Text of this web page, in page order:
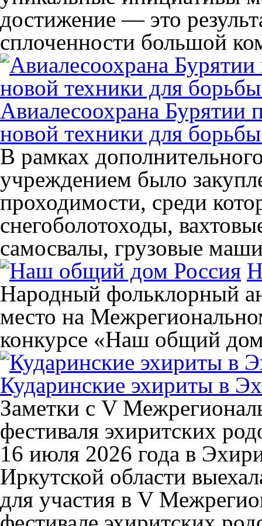
достижение — это
сплоченности большой
Авиалесоохрана
новой техники для
В рамках
учреждением было
проходимости, среди
снегоболотоходы,
самосвалы, грузовые
Народный фольклорный
место на
конкурсе «Наш общий
Кударинские эхириты в
Заметки с V
фестиваля эхиритских
16 июля 2026 года в
Иркутской области
для участия в V